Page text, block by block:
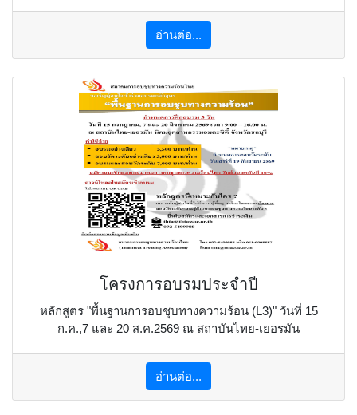
อ่านต่อ...
โครงการอบรมประจำปี
หลักสูตร "พื้นฐานการอบชุบทางความร้อน (L3)" วันที่ 15
ก.ค.,7 และ 20 ส.ค.2569 ณ สถาบันไทย-เยอรมัน
อ่านต่อ...